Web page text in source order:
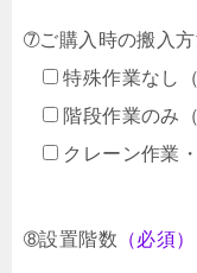
➆ご購入時の搬入
特殊作業なし
階段作業のみ
クレーン作業
➇設置階数 （必須）